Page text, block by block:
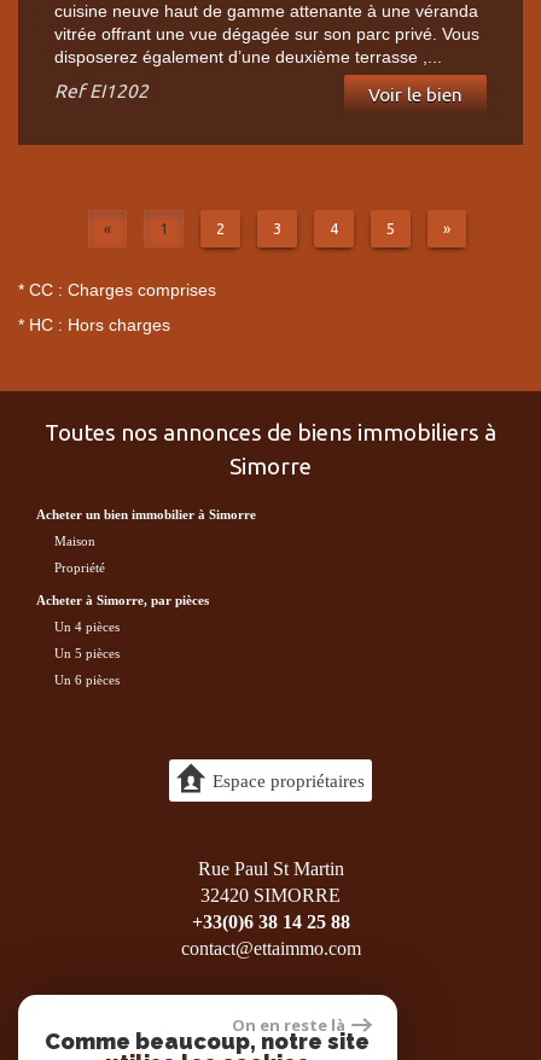
cuisine neuve haut de gamme attenante à une véranda
vitrée offrant une vue dégagée sur son parc privé. Vous
disposerez également d’une deuxième terrasse ,...
RefEI1202 Voir le bien
« 1 2 3 4 5 »
* CC : Charges comprises
* HC : Hors charges
Toutes nos annonces de biens immobiliers à
Simorre
acheter un bien immobilier à Simorre
maison
propriété
acheter à Simorre, par pièces
Un 4 pièces
Un 5 pièces
Un 6 pièces
Espace propriétaires
Rue Paul St Martin
32420 SIMORRE
+33(0)6 38 14 25 88
contact@ettaimmo.com
On en reste là
Comme beaucoup, notre site